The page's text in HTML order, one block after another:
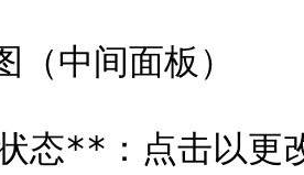
中间面板）
**：点击以更